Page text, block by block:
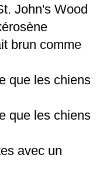
John's Wood
brun comme
que les chiens
que les chiens
avec un